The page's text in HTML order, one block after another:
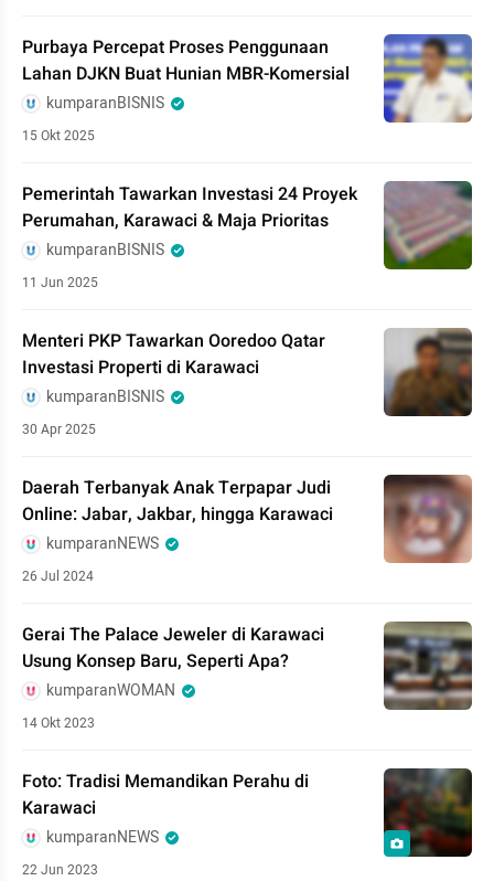
Purbaya Percepat Proses Penggunaan
Lahan DJKN Buat Hunian MBR-Komersial
kumparanBISNIS
15 Okt 2025
Pemerintah Tawarkan Investasi 24 Proyek
Perumahan, Karawaci & Maja Prioritas
kumparanBISNIS
11 Jun 2025
Menteri PKP Tawarkan Ooredoo Qatar
Investasi Properti di Karawaci
kumparanBISNIS
30 Apr 2025
Daerah Terbanyak Anak Terpapar Judi
Online: Jabar, Jakbar, hingga Karawaci
kumparanNEWS
26 Jul 2024
Gerai The Palace Jeweler di Karawaci
Usung Konsep Baru, Seperti Apa?
kumparanWOMAN
14 Okt 2023
Foto: Tradisi Memandikan Perahu di
Karawaci
kumparanNEWS
22 Jun 2023